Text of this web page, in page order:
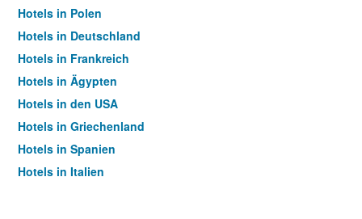
Hotels in Polen
Hotels in Deutschland
Hotels in Frankreich
Hotels in Ägypten
Hotels in den USA
Hotels in Griechenland
Hotels in Spanien
Hotels in Italien